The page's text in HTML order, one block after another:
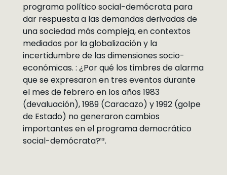
programa político social-demócrata para
dar respuesta a las demandas derivadas de
una sociedad más compleja, en contextos
mediados por la globalización y la
incertidumbre de las dimensiones socio-
económicas. : ¿Por qué los timbres de alarma
que se expresaron en tres eventos durante
el mes de febrero en los años 1983
(devaluación), 1989 (Caracazo) y 1992 (golpe
de Estado) no generaron cambios
importantes en el programa democrático
social-demócrata?¹³.